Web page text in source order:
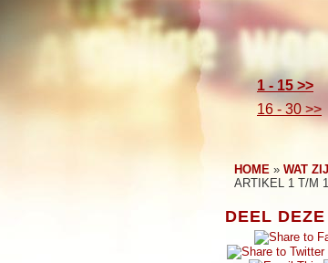
1 - 15 >>
16 - 30 >>
HOME » WAT
ARTIKEL 1 T/M
DEEL